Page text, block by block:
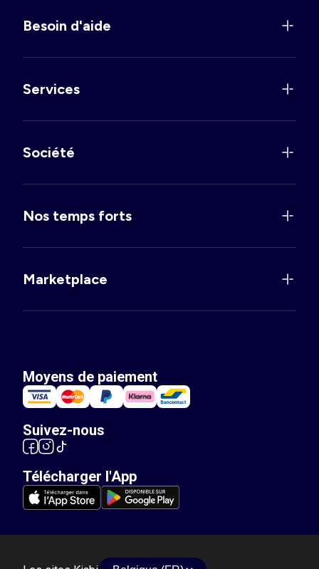
Besoin d'aide
Services
Société
Nos temps forts
Marketplace
Moyens de paiement
Suivez-nous
Télécharger l'App